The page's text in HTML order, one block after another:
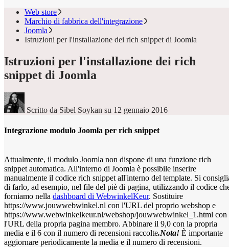
Web store
Marchio di fabbrica dell'integrazione
Joomla
Istruzioni per l'installazione dei rich snippet di Joomla
Istruzioni per l'installazione dei rich
snippet di Joomla
Scritto da Sibel Soykan su 12 gennaio 2016
Integrazione modulo Joomla per rich snippet
Attualmente, il modulo Joomla non dispone di una funzione rich
snippet automatica. All'interno di Joomla è possibile inserire
manualmente il codice rich snippet all'interno del template. Si
di farlo, ad esempio, nel file del piè di pagina, utilizzando il codice
forniamo nella dashboard di WebwinkelKeur. Sostituire
https://www.jouwwebwinkel.nl con l'URL del proprio webshop e
https://www.webwinkelkeur.nl/webshop/jouwwebwinkel_1.html con
l'URL della propria pagina membro. Abbinare il 9,0 con la propria
media e il 6 con il numero di recensioni raccolte.Nota! È importante
aggiornare periodicamente la media e il numero di recensioni.